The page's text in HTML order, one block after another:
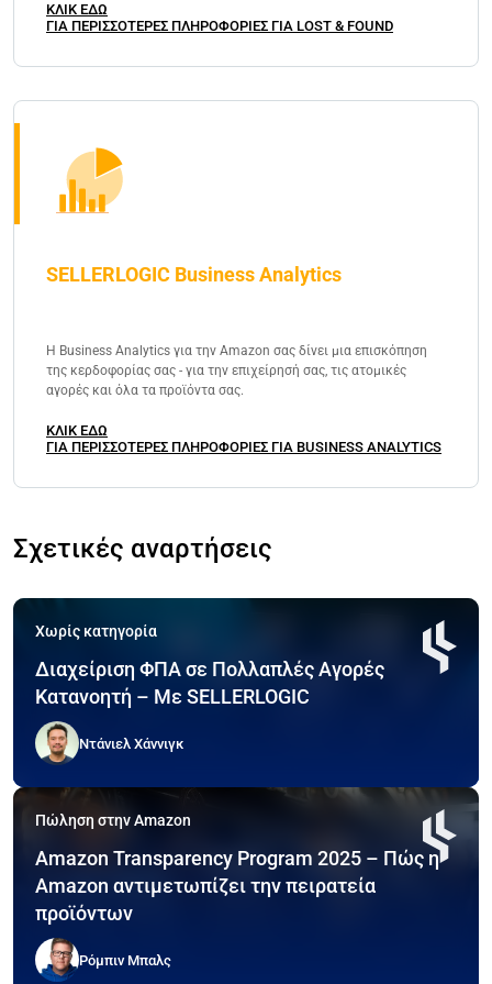
ΚΛΙΚ ΕΔΩ
ΓΙΑ ΠΕΡΙΣΣΟΤΕΡΕΣ ΠΛΗΡΟΦΟΡΙΕΣ ΓΙΑ LOST & FOUND
SELLERLOGIC Business Analytics
Η Business Analytics για την Amazon σας δίνει μια επισκόπηση
της κερδοφορίας σας - για την επιχείρησή σας, τις ατομικές
αγορές και όλα τα προϊόντα σας.
ΚΛΙΚ ΕΔΩ
ΓΙΑ ΠΕΡΙΣΣΟΤΕΡΕΣ ΠΛΗΡΟΦΟΡΙΕΣ ΓΙΑ BUSINESS ANALYTICS
Σχετικές αναρτήσεις
Χωρίς κατηγορία
Διαχείριση ΦΠΑ σε Πολλαπλές Αγορές
Κατανοητή – Με SELLERLOGIC
Ντάνιελ Χάννιγκ
Πώληση στην Amazon
Amazon Transparency Program 2025 – Πώς η
Amazon αντιμετωπίζει την πειρατεία
προϊόντων
Ρόμπιν Μπαλς